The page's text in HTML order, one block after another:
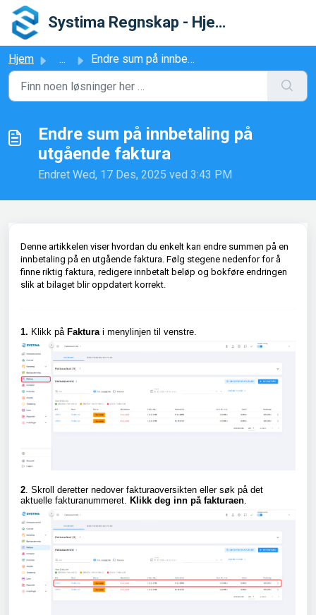
Gå til hovedinnhold
Systima Regnskap - Hjelpesenter
Hjem ... Endre sum på innbetaling på utgående faktura
Endre sum på innbetaling på
utgående faktura
Endret Wed, 17 Des, 2025 ved 3:43 PM
Denne artikkelen viser hvordan du enkelt kan endre summen på en
innbetaling på en utgående faktura. Følg stegene nedenfor for å
finne riktig faktura, redigere innbetalt beløp og bokføre endringen
slik at bilaget blir oppdatert korrekt.
1. Klikk på Fakturai menylinjen til venstre.
2 . Skroll deretter nedover fakturaoversikten eller søk på det
aktuelle fakturanummeret.
Klikk deg inn på fakturaen